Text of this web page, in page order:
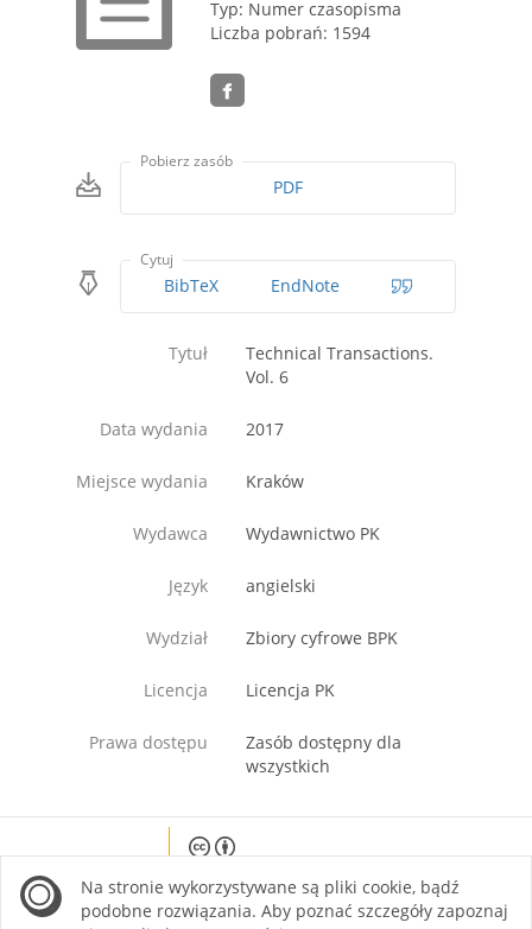
Typ: Numer czasopisma
Liczba pobrań: 1594
Pobierz zasób
PDF
Cytuj
BibTeX EndNote
Tytuł
Technical Transactions.
Vol. 6
Data wydania 2017
Miejsce wydania Kraków
Wydawca Wydawnictwo PK
Język angielski
Wydział Zbiory cyfrowe BPK
Licencja Licencja PK
Prawa dostępu
Zasób dostępny dla
wszystkich
site is licensed under a Creative Commons
Attribution 4.0 International license.
Na stronie wykorzystywane są pliki cookie, bądź
podobne rozwiązania. Aby poznać szczegóły zapoznaj